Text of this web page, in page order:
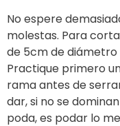
No espere
molestas. Para
de 5cm de
Practique primero
rama antes de
dar, si no se
poda, es podar lo